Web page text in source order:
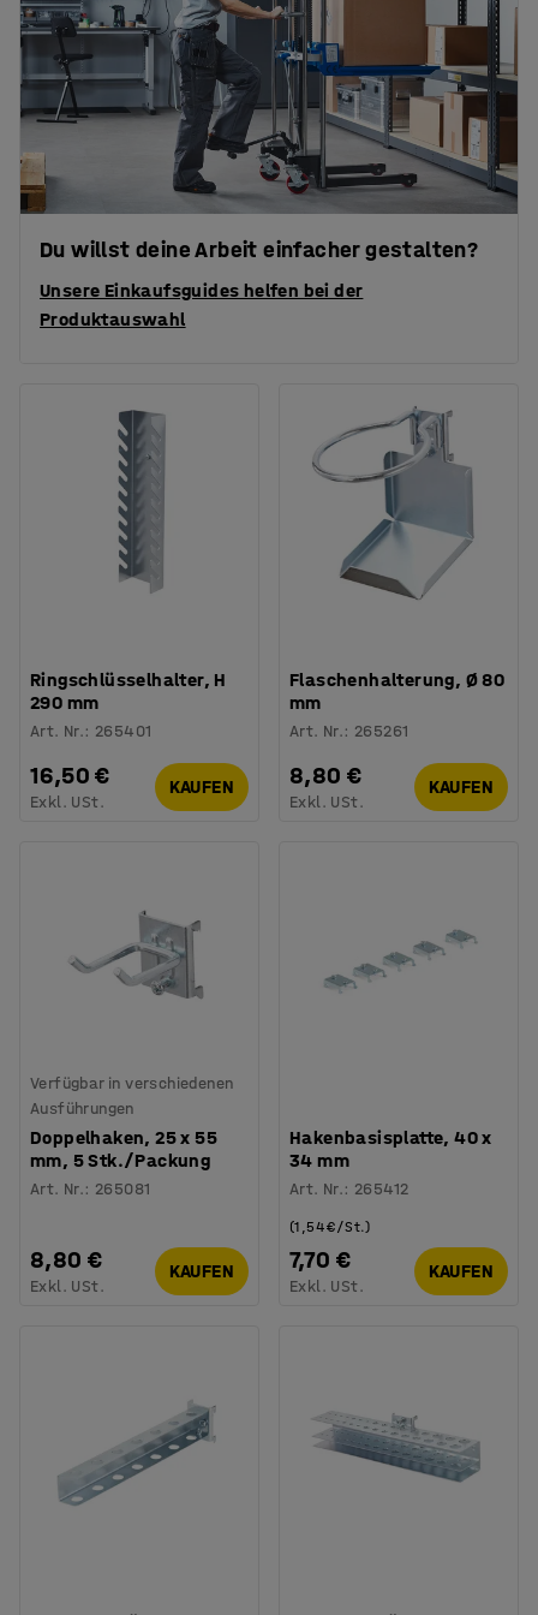
Du willst deine Arbeit einfacher gestalten?
Unsere Einkaufsguides helfen bei der
Produktauswahl
Ringschlüsselhalter, H
290 mm
Art. Nr.: 265401
16,50 €
Exkl. USt.
KAUFEN
Flaschenhalterung, Ø 80
mm
Art. Nr.: 265261
8,80 €
Exkl. USt.
KAUFEN
Verfügbar in verschiedenen
Ausführungen
Doppelhaken, 25 x 55
mm, 5 Stk./Packung
Art. Nr.: 265081
8,80 €
Exkl. USt.
KAUFEN
Hakenbasisplatte, 40 x
34 mm
Art. Nr.: 265412
7,70 €
(1,54 €/St.)
Exkl. USt.
KAUFEN